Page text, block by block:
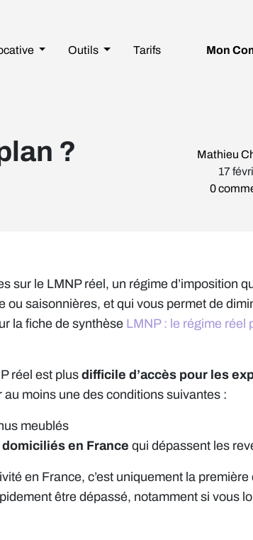
Outils Tarifs Mon
?
Mathieu
17
0
sur le LMNP réel, un régime d’imposition
ou saisonnières, et qui vous permet de
la fiche de synthèse LMNP : le régime réel
réel est plusdifficile d’accès pour les
moins une des conditions suivantes :
meublés
domiciliés en France qui dépassent les
en France, c’est uniquement la
être dépassé, notamment si vous